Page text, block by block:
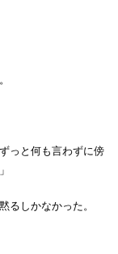
っと何も言わずに傍
るしかなかった。